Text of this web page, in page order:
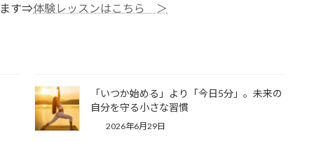
ます⇒体験レッスンはこちら ＞
「いつか始める」より「今日5分」。未来の
自分を守る小さな習慣
2026年6月29日